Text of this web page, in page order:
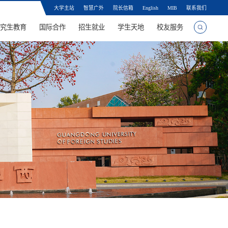
大学主站 智慧广外 院长信箱 English MIB 联系我们
生教育 国际合作 招生就业 学生天地 校友服务